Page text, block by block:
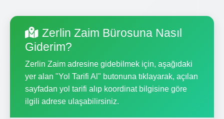
Zerlin Zaim Bürosuna Nasıl
Giderim?
Zerlin Zaim adresine gidebilmek için, aşağıdaki
yer alan "Yol Tarifi Al" butonuna tıklayarak, açılan
sayfadan yol tarifi alıp koordinat bilgisine göre
ilgili adrese ulaşabilirsiniz.